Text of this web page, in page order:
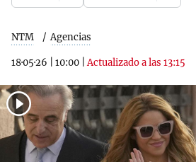
NTM Agencias
18·05·26 10:00 |Actualizado a las 13:15